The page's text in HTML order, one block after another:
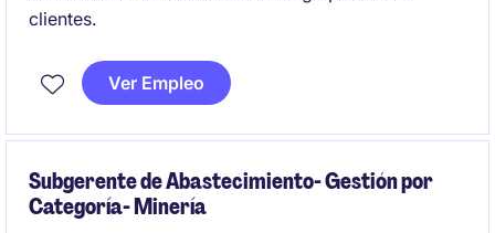
clientes.
Ver Empleo
Subgerente de Abastecimiento- Gestión por
Categoría- Minería